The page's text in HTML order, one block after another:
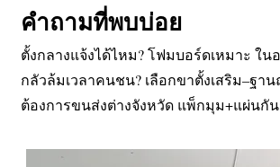
คำถามที่พบบ่อย
ตั้งกลางแจ้งได้ไหม? โฟมบอร์ดเหมาะ ใน
กลัวล้มเวลาคนชน? เลือกขาตั้งเสริม–ฐา
ต้องการขนส่งต่างจังหวัด แพ็กมุม+แผ่นกั